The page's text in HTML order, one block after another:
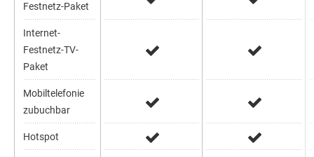
Festnetz-Paket
Internet-
Festnetz-TV-
Paket
Mobiltelefonie
zubuchbar
Hotspot